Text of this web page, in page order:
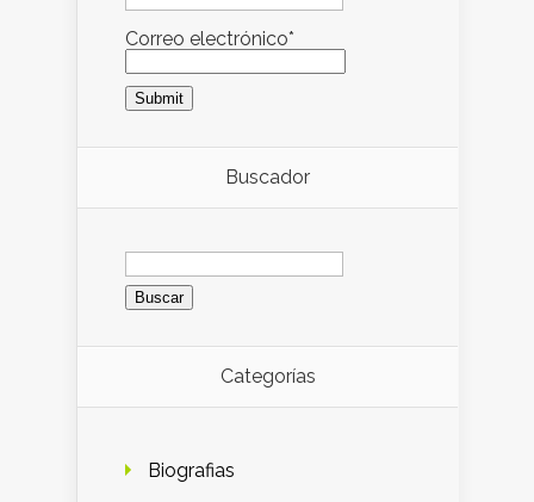
Correo electrónico*
Buscador
Buscar:
Categorías
Biografias